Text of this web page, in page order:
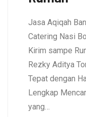
Jasa Aqiqah
Catering Nasi
Kirim sampe
Rezky Aditya
Tepat dengan
Lengkap
yang…